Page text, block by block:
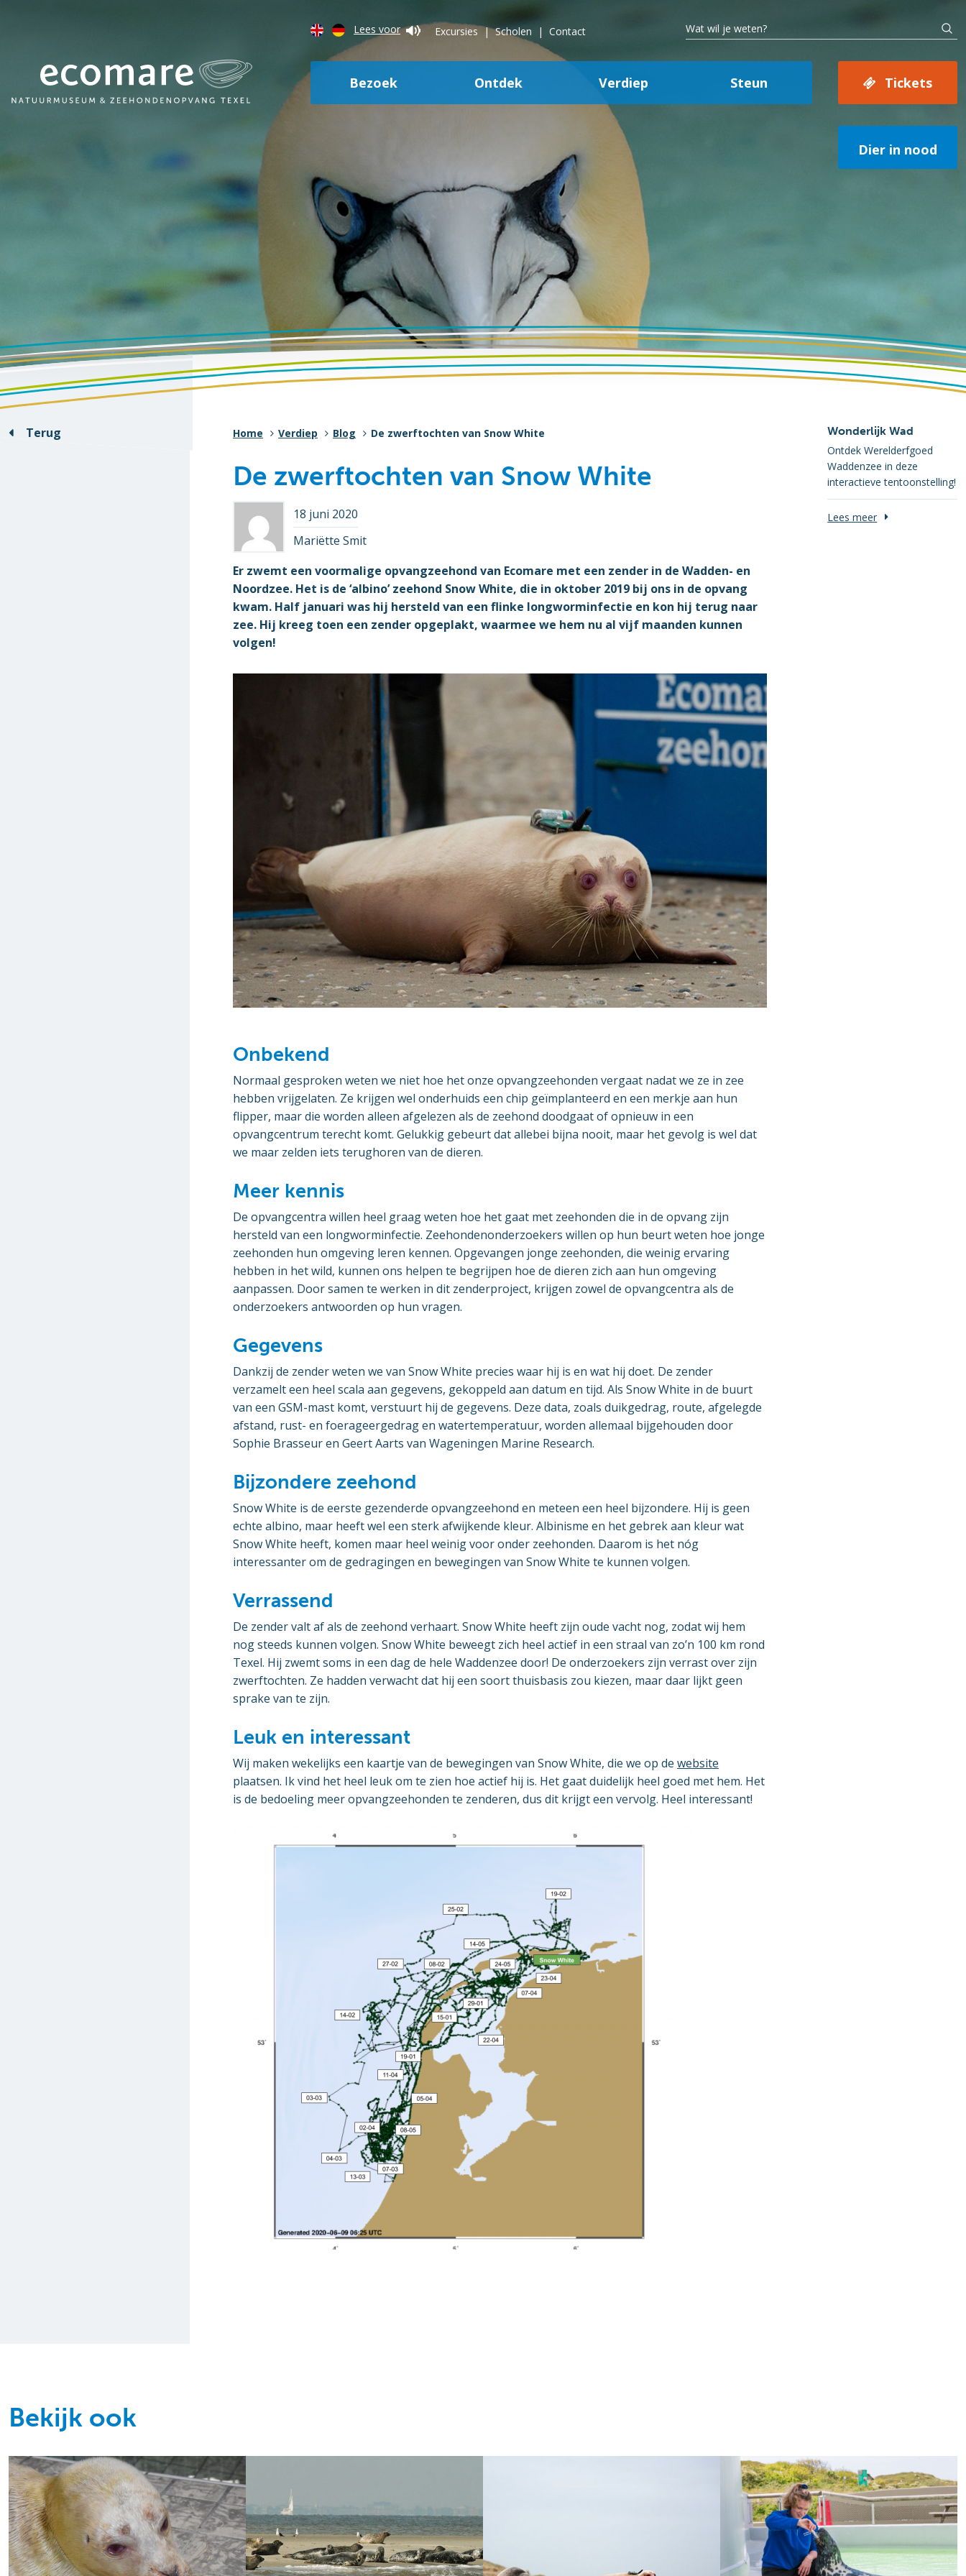
Lees voor Excursies Scholen Contact
Bezoek Ontdek Verdiep Steun Tickets
Dier in nood
Terug Home Verdiep Blog De zwerftochten van Snow White
De zwerftochten van Snow White
18 juni 2020
Mariëtte Smit
Er zwemt een voormalige opvangzeehond van Ecomare met een zender in de Wadden- en
Noordzee. Het is de ‘albino’ zeehond Snow White, die in oktober 2019 bij ons in de opvang
kwam. Half januari was hij hersteld van een flinke longworminfectie en kon hij terug naar
zee. Hij kreeg toen een zender opgeplakt, waarmee we hem nu al vijf maanden kunnen
volgen!
Onbekend
Normaal gesproken weten we niet hoe het onze opvangzeehonden vergaat nadat we ze in zee
hebben vrijgelaten. Ze krijgen wel onderhuids een chip geïmplanteerd en een merkje aan hun
flipper, maar die worden alleen afgelezen als de zeehond doodgaat of opnieuw in een
opvangcentrum terecht komt. Gelukkig gebeurt dat allebei bijna nooit, maar het gevolg is wel dat
we maar zelden iets terughoren van de dieren.
Meer kennis
De opvangcentra willen heel graag weten hoe het gaat met zeehonden die in de opvang zijn
hersteld van een longworminfectie. Zeehondenonderzoekers willen op hun beurt weten hoe jonge
zeehonden hun omgeving leren kennen. Opgevangen jonge zeehonden, die weinig ervaring
hebben in het wild, kunnen ons helpen te begrijpen hoe de dieren zich aan hun omgeving
aanpassen. Door samen te werken in dit zenderproject, krijgen zowel de opvangcentra als de
onderzoekers antwoorden op hun vragen.
Gegevens
Dankzij de zender weten we van Snow White precies waar hij is en wat hij doet. De zender
verzamelt een heel scala aan gegevens, gekoppeld aan datum en tijd. Als Snow White in de buurt
van een GSM-mast komt, verstuurt hij de gegevens. Deze data, zoals duikgedrag, route, afgelegde
afstand, rust- en foerageergedrag en watertemperatuur, worden allemaal bijgehouden door
Sophie Brasseur en Geert Aarts van Wageningen Marine Research.
Bijzondere zeehond
Snow White is de eerste gezenderde opvangzeehond en meteen een heel bijzondere. Hij is geen
echte albino, maar heeft wel een sterk afwijkende kleur. Albinisme en het gebrek aan kleur wat
Snow White heeft, komen maar heel weinig voor onder zeehonden. Daarom is het nóg
interessanter om de gedragingen en bewegingen van Snow White te kunnen volgen.
Verrassend
De zender valt af als de zeehond verhaart. Snow White heeft zijn oude vacht nog, zodat wij hem
nog steeds kunnen volgen. Snow White beweegt zich heel actief in een straal van zo’n 100 km rond
Texel. Hij zwemt soms in een dag de hele Waddenzee door! De onderzoekers zijn verrast over zijn
zwerftochten. Ze hadden verwacht dat hij een soort thuisbasis zou kiezen, maar daar lijkt geen
sprake van te zijn.
Leuk en interessant
Wij maken wekelijks een kaartje van de bewegingen van Snow White, die we op de website
plaatsen. Ik vind het heel leuk om te zien hoe actief hij is. Het gaat duidelijk heel goed met hem. Het
is de bedoeling meer opvangzeehonden te zenderen, dus dit krijgt een vervolg. Heel interessant!
Wonderlijk Wad
Ontdek Werelderfgoed
Waddenzee in deze
interactieve tentoonstelling!
Lees meer
Bekijk ook